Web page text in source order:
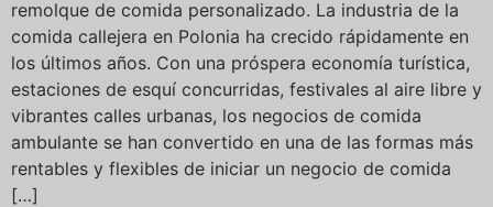
remolque de comida personalizado. La industria de la
comida callejera en Polonia ha crecido rápidamente en
los últimos años. Con una próspera economía turística,
estaciones de esquí concurridas, festivales al aire libre y
vibrantes calles urbanas, los negocios de comida
ambulante se han convertido en una de las formas más
rentables y flexibles de iniciar un negocio de comida
[…]